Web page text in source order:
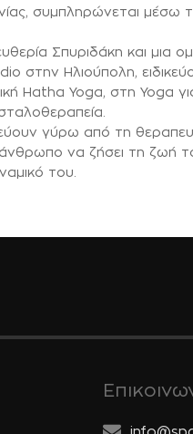
συμπληρώνεται μέσω
Σπυριδάκη και μια
στην Ηλιούπολη,
Hatha Yoga, στη Yoga
γύρω από τη
άνθρωπο να ζήσει τη ζωή
του.